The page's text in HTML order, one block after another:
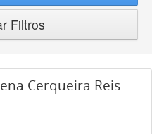
Filtros
Cerqueira Reis